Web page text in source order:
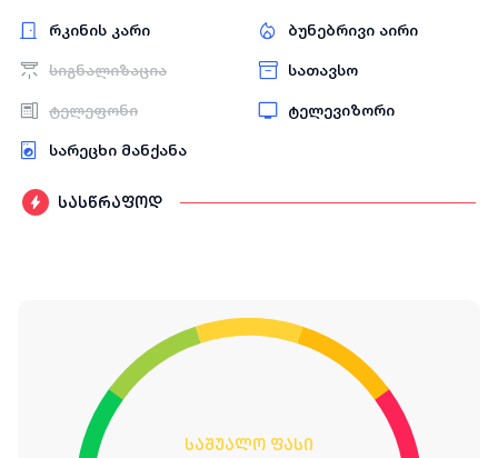
რკინის კარი ბუნებრივი აირი
სიგნალიზაცია სათავსო
ტელეფონი ტელევიზორი
სარეცხი მანქანა
სასწრაფოდ
საშუალო ფასი